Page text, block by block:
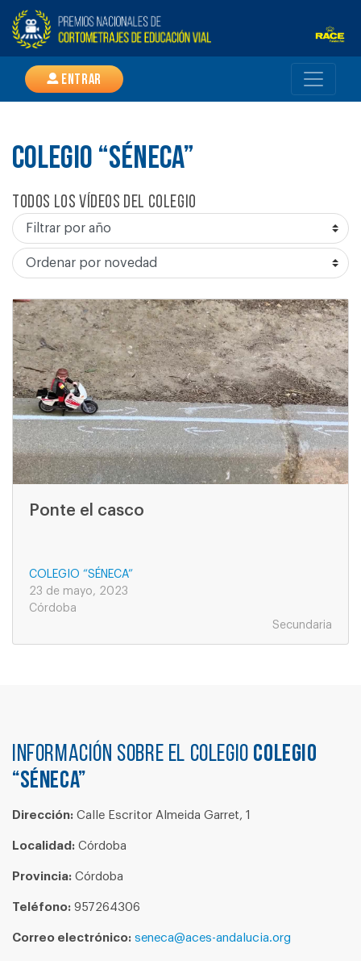
Entrar
COLEGIO “SÉNECA”
Todos los vídeos del colegio
Ponte el casco
COLEGIO “SÉNECA”
23 de mayo, 2023
Córdoba
Secundaria
Información sobre el colegio COLEGIO
“SÉNECA”
Dirección: Calle Escritor Almeida Garret, 1
Localidad: Córdoba
Provincia: Córdoba
Teléfono: 957264306
Correo electrónico: seneca@aces-andalucia.org